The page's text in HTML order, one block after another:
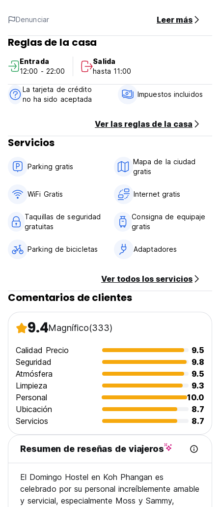
dormitorios compartidos están con 8 camas y están
aireadas, con un balcón en cada uno. El último dormitorio es
un dormitorio de 6 camas con una ventana.
chill out, completamente equipado con cable TV, o
encontrarse con amigos y familiares para hablar en privado.
La conexión Wi-Fi está disponible en todo el hostel. Hay
una cocina self-service, donde los visitantes pueden
prepararse una comida hearty o un snack rápido. Además,
del hostel. (Auto-translated from original language)
Denunciar Leer más
Reglas de la casa
Entrada
12:00 - 22:00
Salida
hasta 11:00
La tarjeta de crédito
no ha sido aceptada
Impuestos incluidos
Ver las reglas de la casa
Servicios
Parking gratis
Mapa de la ciudad
gratis
WiFi Gratis Internet gratis
Taquillas de seguridad
gratuitas
Consigna de equipaje
gratis
Parking de bicicletas Adaptadores
Ver todos los servicios
Comentarios de clientes
9.4Magnífico(333)
Calidad Precio
9.5
Seguridad
9.8
Atmósfera
9.5
Limpieza
9.3
Personal
10.0
Ubicación
8.7
Servicios
8.7
Resumen de reseñas de viajeros
El Domingo Hostel en Koh Phangan es
celebrado por su personal increíblemente amable
y servicial, especialmente Moss y Sammy,